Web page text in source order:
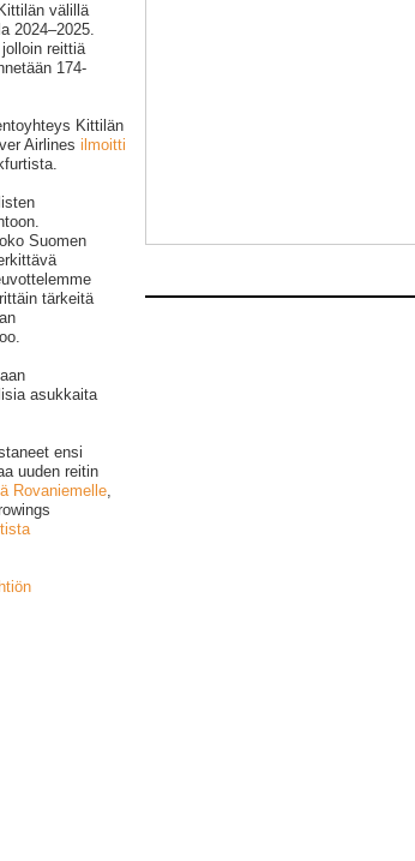
välillä
2024–2025.
reittiä
174-
Kittilän
Airlines ilmoitti
Suomen
tärkeitä
asukkaita
ensi
uuden reitin
Rovaniemelle,